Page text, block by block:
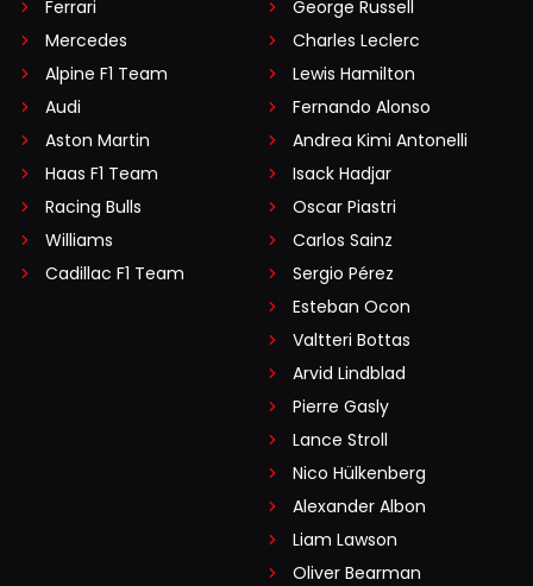
Ferrari
Mercedes
Alpine F1 Team
Audi
Aston Martin
Haas F1 Team
Racing Bulls
Williams
Cadillac F1 Team
George Russell
Charles Leclerc
Lewis Hamilton
Fernando Alonso
Andrea Kimi Antonelli
Isack Hadjar
Oscar Piastri
Carlos Sainz
Sergio Pérez
Esteban Ocon
Valtteri Bottas
Arvid Lindblad
Pierre Gasly
Lance Stroll
Nico Hülkenberg
Alexander Albon
Liam Lawson
Oliver Bearman